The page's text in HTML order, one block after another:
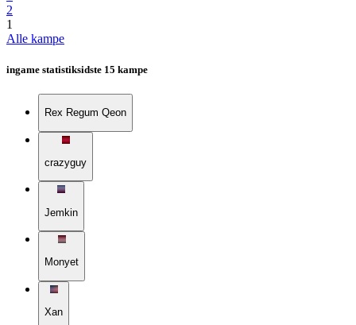
2
1
Alle kampe
ingame statistiksidste 15 kampe
Rex Regum Qeon
crazyguy
Jemkin
Monyet
Xan